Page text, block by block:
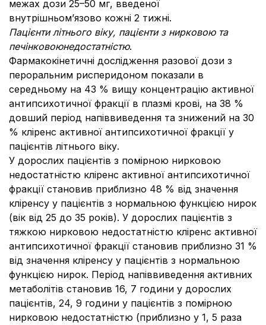
межах дози 25–50 мг, введеної
внутрішньом’язово кожні 2 тижні.
Пацієнти літнього віку, пацієнти з нирковою та
печінковоюнедостатністю.
Фармакокінетичні дослідження разової дози з
пероральним рисперидоном показали в
середньому на 43 % вищу концентрацію активної
антипсихотичної фракції в плазмі крові, на 38 %
довший період напіввиведення та знижений на 30
% кліренс активної антипсихотичної фракції у
пацієнтів літнього віку.
У дорослих пацієнтів з помірною нирковою
недостатністю кліренс активної антипсихотичної
фракції становив приблизно 48 % від значення
кліренсу у пацієнтів з нормальною функцією нирок
(вік від 25 до 35 років). У дорослих пацієнтів з
тяжкою нирковою недостатністю кліренс активної
антипсихотичної фракції становив приблизно 31 %
від значення кліренсу у пацієнтів з нормальною
функцією нирок. Період напіввиведення активних
метаболітів становив 16, 7 години у дорослих
пацієнтів, 24, 9 години у пацієнтів з помірною
нирковою недостатністю (приблизно у 1, 5 раза